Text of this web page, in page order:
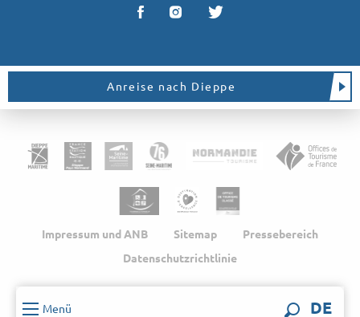
Menü DE
Anreise nach Dieppe
Impressum und ANB Sitemap
Pressebereich
Datenschutzrichtlinie